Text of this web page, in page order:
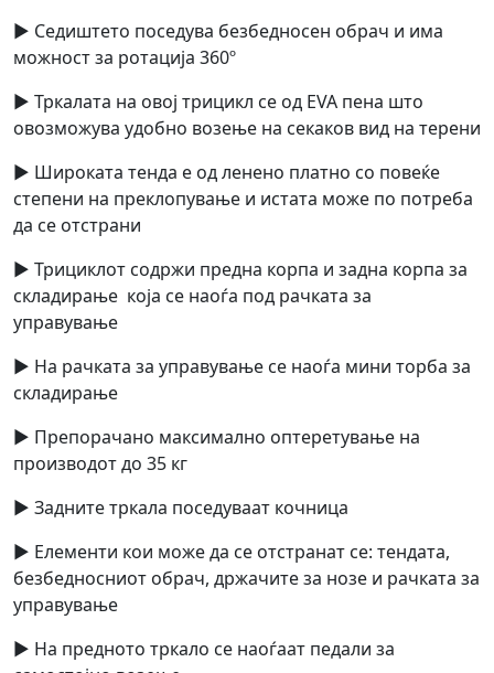
► Седиштето поседува безбедносен обрач и има
можност за ротација 360º
► Тркалата на овој трицикл се од EVA пена што
овозможува удобно возење на секаков вид на терени
► Широката тенда е од ленено платно со повеќе
степени на преклопување и истата може по потреба
да се отстрани
► Трициклот содржи предна корпа и задна корпа за
складирање која се наоѓа под рачката за
управување
► На рачката за управување се наоѓа мини торба за
складирање
► Препорачано максимално оптеретување на
производот до 35 кг
► Задните тркала поседуваат кочница
► Елементи кои може да се отстранат се: тендата,
безбедносниот обрач, држачите за нозе и рачката за
управување
► На предното тркало се наоѓаат педали за